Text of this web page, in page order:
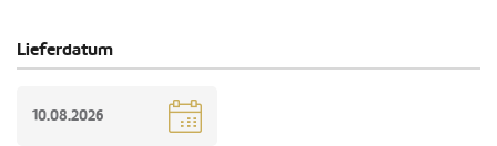
Lieferdatum